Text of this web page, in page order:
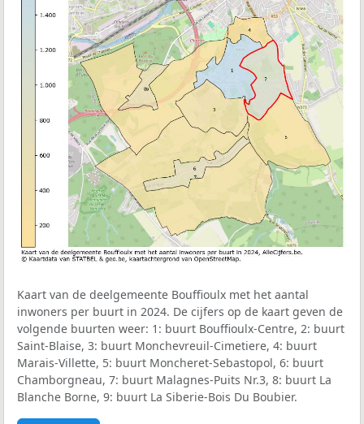
Kaart van de deelgemeente Bouffioulx met het aantal
inwoners per buurt in 2024. De cijfers op de kaart geven de
volgende buurten weer: 1: buurt Bouffioulx-Centre, 2: buurt
Saint-Blaise, 3: buurt Monchevreuil-Cimetiere, 4: buurt
Marais-Villette, 5: buurt Moncheret-Sebastopol, 6: buurt
Chamborgneau, 7: buurt Malagnes-Puits Nr.3, 8: buurt La
Blanche Borne, 9: buurt La Siberie-Bois Du Boubier.